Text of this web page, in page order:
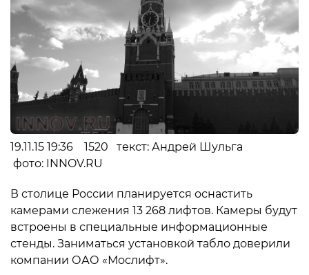
19.11.15 19:36 1520 текст: Андрей Шульга
фото: INNOV.RU
В столице России планируется оснастить
камерами слежения 13 268 лифтов. Камеры будут
встроены в специальные информационные
стенды. Заниматься установкой табло доверили
компании ОАО «Мослифт».